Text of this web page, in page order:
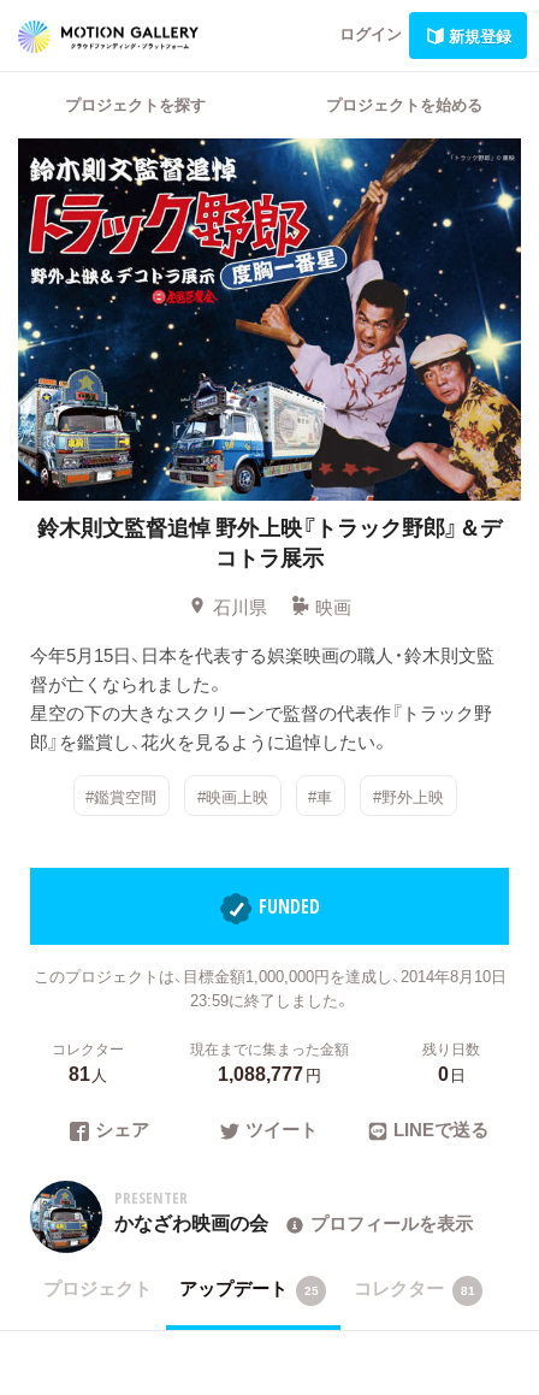
ログイン 新規登録
プロジェクトを探す プロジェクトを始める
鈴木則文監督追悼 野外上映『トラック野郎』＆デ
コトラ展示
石川県
映画
今年5月15日、日本を代表する娯楽映画の職人・鈴木則文監
督が亡くなられました。
星空の下の大きなスクリーンで監督の代表作『トラック野
郎』を鑑賞し、花火を見るように追悼したい。
#鑑賞空間 #映画上映 #車 #野外上映
FUNDED
このプロジェクトは、目標金額1,000,000円を達成し、2014年8月10日
23:59に終了しました。
コレクター
81人
現在までに集まった金額
1,088,777円
残り日数
0日
シェア ツイート LINEで送る
PRESENTER
かなざわ映画の会 プロフィールを表示
プロジェクト アップデート 25 コレクター 81